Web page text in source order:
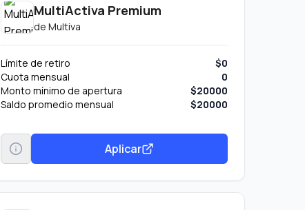
MultiActiva Premium
de Multiva
Límite de retiro
$0
Cuota mensual
0
Monto mínimo de apertura
$20000
Saldo promedio mensual
$20000
Aplicar